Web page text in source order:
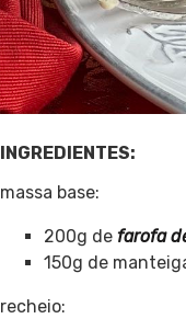
INGREDIENTES:
massa base:
200g defarofa
150g de
recheio: